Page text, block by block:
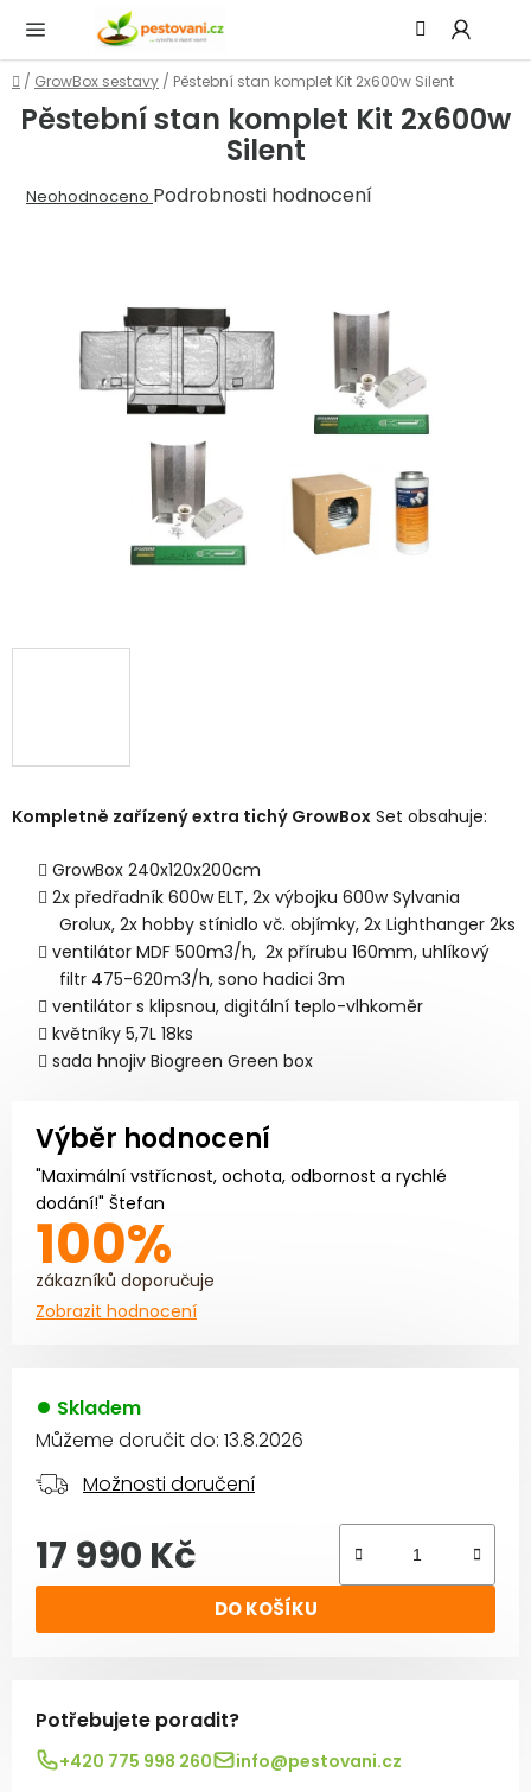
obsah
Domů
/ GrowBox sestavy / Pěstební stan komplet Kit 2x600w Silent
Kompletně zařízený extra tichý GrowBox Set obsahuje:
GrowBox 240x120x200cm
2x předřadník 600w ELT, 2x výbojku 600w Sylvania
Grolux, 2x hobby stínidlo vč. objímky, 2x Lighthanger 2ks
ventilátor MDF 500m3/h, 2x přírubu 160mm, uhlíkový
filtr 475-620m3/h, sono hadici 3m
ventilátor s klipsnou, digitální teplo-vlhkoměr
květníky 5,7L 18ks
sada hnojiv Biogreen Green box
Výběr hodnocení
"Maximální vstřícnost, ochota, odbornost a rychlé
dodání!" Štefan
100%
zákazníků doporučuje
Zobrazit hodnocení
Skladem
Můžeme doručit do: 13.8.2026
Možnosti doručení
17 990 Kč
Měrná cena:
DO KOŠÍKU
Potřebujete poradit?
+420 775 998 260 info@pestovani.cz
Pěstební stan komplet Kit 2x600w
Silent
Průměrné
Neohodnoceno Podrobnosti hodnocení